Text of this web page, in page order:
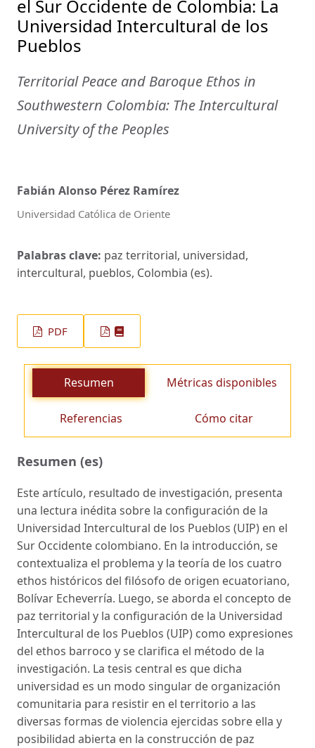
el Sur Occidente de Colombia: La
Universidad Intercultural de los
Pueblos
Territorial Peace and Baroque Ethos in
Southwestern Colombia: The Intercultural
University of the Peoples
Fabián Alonso Pérez Ramírez
Universidad Católica de Oriente
Palabras clave: paz territorial, universidad,
intercultural, pueblos, Colombia (es).
PDF
Resumen Métricas disponibles
Referencias Cómo citar
Resumen (es)
Este artículo, resultado de investigación, presenta
una lectura inédita sobre la configuración de la
Universidad Intercultural de los Pueblos (UIP) en el
Sur Occidente colombiano. En la introducción, se
contextualiza el problema y la teoría de los cuatro
ethos históricos del filósofo de origen ecuatoriano,
Bolívar Echeverría. Luego, se aborda el concepto de
paz territorial y la configuración de la Universidad
Intercultural de los Pueblos (UIP) como expresiones
del ethos barroco y se clarifica el método de la
investigación. La tesis central es que dicha
universidad es un modo singular de organización
comunitaria para resistir en el territorio a las
diversas formas de violencia ejercidas sobre ella y
posibilidad abierta en la construcción de paz